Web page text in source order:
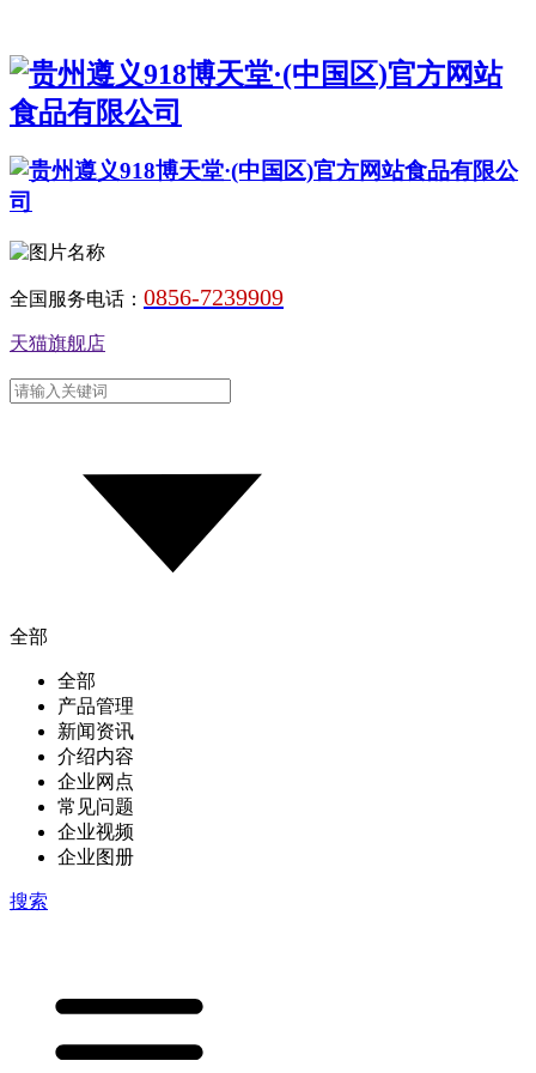
全国服务电话： 0856-7239909
天猫旗舰店
全部
全部
产品管理
新闻资讯
介绍内容
企业网点
常见问题
企业视频
企业图册
搜索